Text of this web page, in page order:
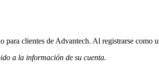
clientes de Advantech. Al registrarse como
a la información de su cuenta.